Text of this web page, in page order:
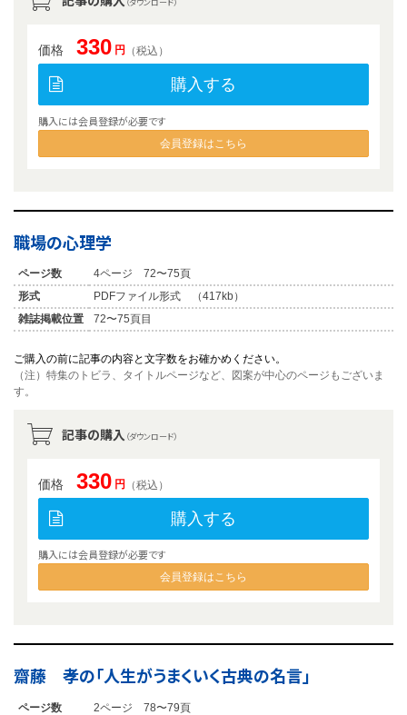
価格 330 円 （税込）
購入する
購入には会員登録が必要です
会員登録はこちら
職場の心理学
ページ数
4ページ 72〜75頁
形式
PDFファイル形式 （417kb）
雑誌掲載位置
72〜75頁目
ご購入の前に記事の内容と文字数をお確かめください。
（注）特集のトビラ、タイトルページなど、図案が中心のページもございま
す。
記事の購入 （ダウンロード）
価格 330 円 （税込）
購入する
購入には会員登録が必要です
会員登録はこちら
齋藤 孝の「人生がうまくいく古典の名言」
ページ数
2ページ 78〜79頁